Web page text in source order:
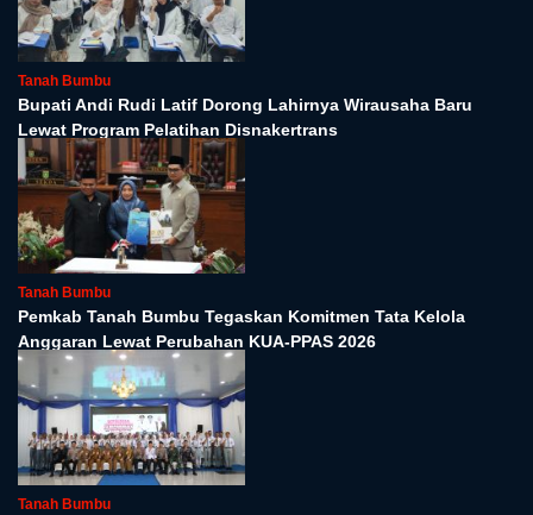
Tanah Bumbu
Bupati Andi Rudi Latif Dorong Lahirnya Wirausaha Baru
Lewat Program Pelatihan Disnakertrans
Tanah Bumbu
Pemkab Tanah Bumbu Tegaskan Komitmen Tata Kelola
Anggaran Lewat Perubahan KUA-PPAS 2026
Tanah Bumbu